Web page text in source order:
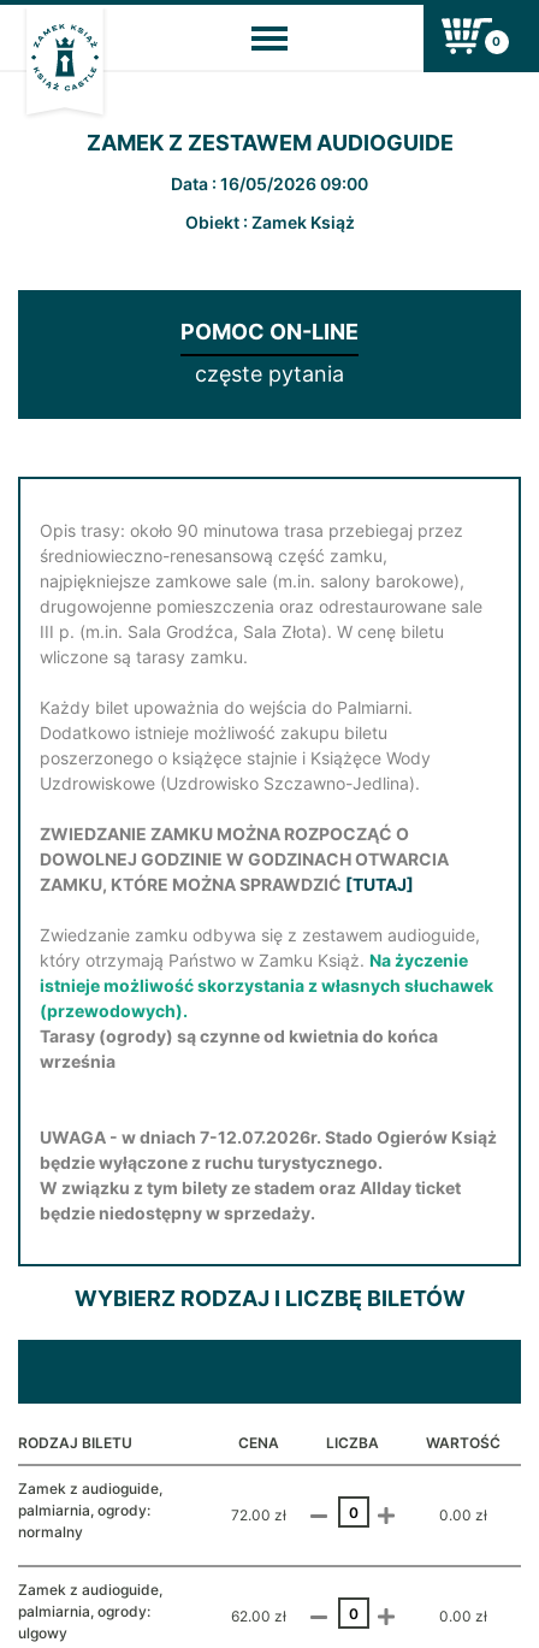
0
ZAMEK Z ZESTAWEM AUDIOGUIDE
Data : 16/05/2026 09:00
Obiekt : Zamek Książ
POMOC ON-LINE
częste pytania
Opis trasy: około 90 minutowa trasa przebiegaj przez
średniowieczno-renesansową część zamku,
najpiękniejsze zamkowe sale (m.in. salony barokowe),
drugowojenne pomieszczenia oraz odrestaurowane sale
III p. (m.in. Sala Grodźca, Sala Złota). W cenę biletu
wliczone są tarasy zamku.
Każdy bilet upoważnia do wejścia do Palmiarni.
Dodatkowo istnieje możliwość zakupu biletu
poszerzonego o książęce stajnie i Książęce Wody
Uzdrowiskowe (Uzdrowisko Szczawno-Jedlina).
ZWIEDZANIE ZAMKU MOŻNA ROZPOCZĄĆ O
DOWOLNEJ GODZINIE W GODZINACH OTWARCIA
ZAMKU, KTÓRE MOŻNA SPRAWDZIĆ [TUTAJ]
Zwiedzanie zamku odbywa się z zestawem audioguide,
który otrzymają Państwo w Zamku Książ. Na życzenie
istnieje możliwość skorzystania z własnych słuchawek
(przewodowych).
Tarasy (ogrody) są czynne od kwietnia do końca
września
UWAGA - w dniach 7-12.07.2026r. Stado Ogierów Książ
będzie wyłączone z ruchu turystycznego.
W związku z tym bilety ze stadem oraz Allday ticket
będzie niedostępny w sprzedaży.
WYBIERZ RODZAJ I LICZBĘ BILETÓW
RODZAJ BILETU CENA LICZBA WARTOŚĆ
Zamek z audioguide,
palmiarnia, ogrody:
normalny
72.00 zł 0.00 zł
Zamek z audioguide,
palmiarnia, ogrody:
ulgowy
62.00 zł 0.00 zł